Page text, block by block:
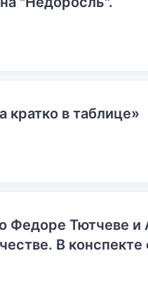
кратко в таблице»
Федоре Тютчеве
В